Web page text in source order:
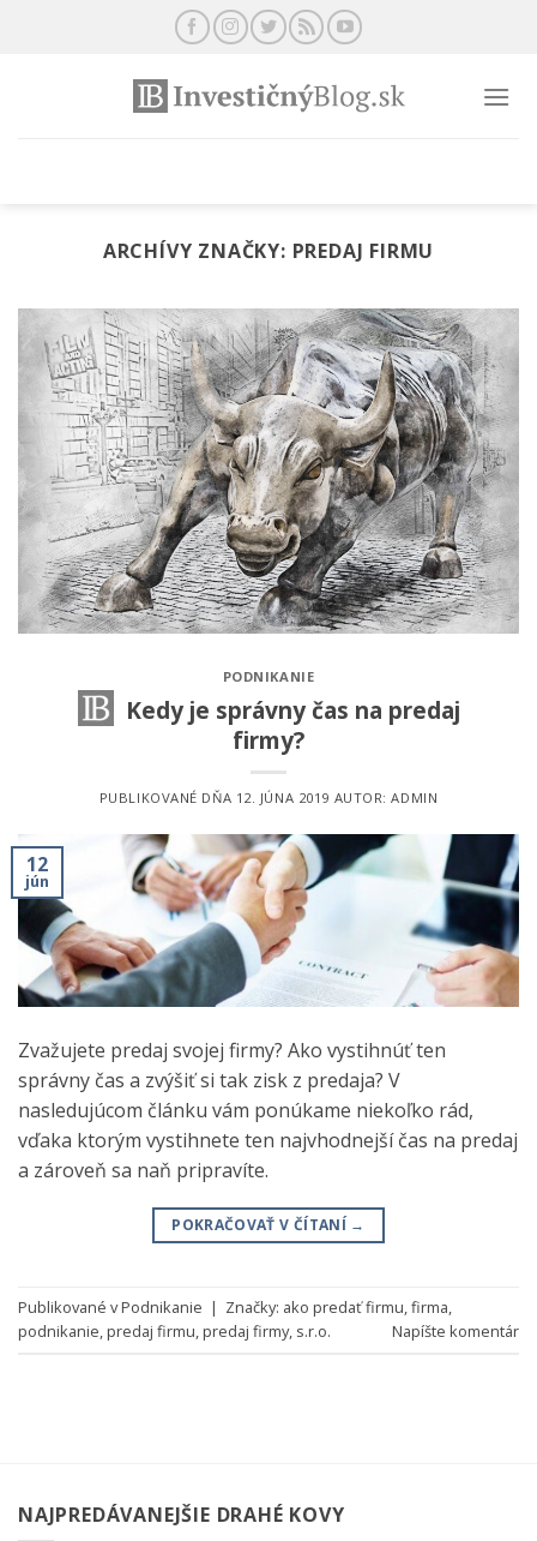
ARCHÍVY ZNAČKY: PREDAJ FIRMU
PODNIKANIE
Kedy je správny čas na predaj
firmy?
PUBLIKOVANÉ DŇA 12. JÚNA 2019 AUTOR:ADMIN
12
jún
Zvažujete predaj svojej firmy? Ako vystihnúť ten
správny čas a zvýšiť si tak zisk z predaja? V
nasledujúcom článku vám ponúkame niekoľko rád,
vďaka ktorým vystihnete ten najvhodnejší čas na predaj
a zároveň sa naň pripravíte.
POKRAČOVAŤ V ČÍTANÍ →
Publikované vPodnikanie | Značky: ako predať firmu,firma,
podnikanie,predaj firmu,predaj firmy, s.r.o. Napíšte komentár
NAJPREDÁVANEJŠIE DRAHÉ KOVY